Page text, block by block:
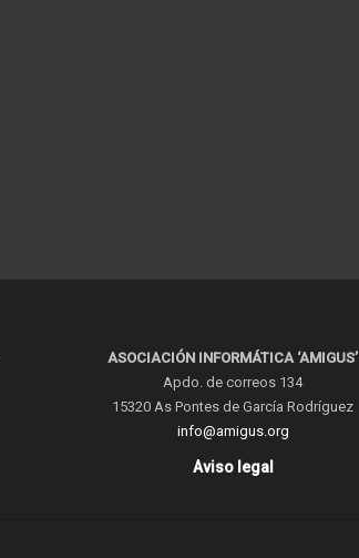
ASOCIACIÓN INFORMÁTICA ‘AMIGUS’
Apdo. de correos 134
15320 As Pontes de García Rodríguez
info@amigus.org
Aviso legal